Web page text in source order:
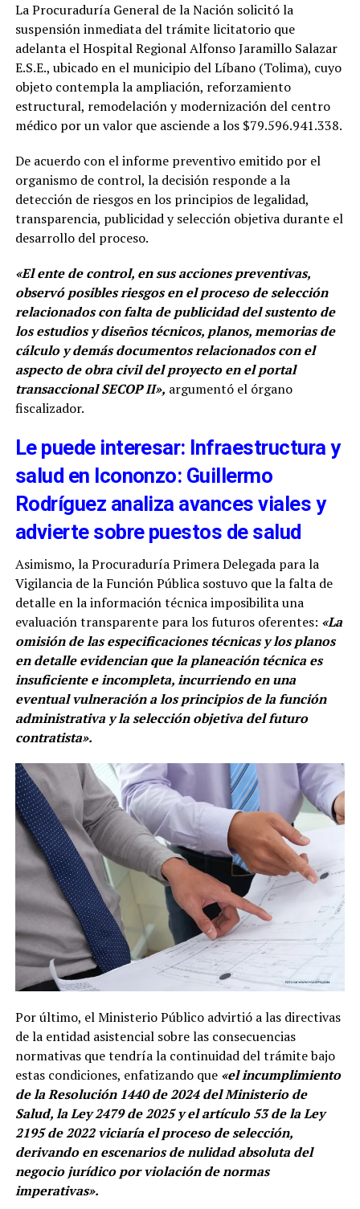
La Procuraduría General de la Nación solicitó la
suspensión inmediata del trámite licitatorio que
adelanta el Hospital Regional Alfonso Jaramillo Salazar
E.S.E., ubicado en el municipio del Líbano (Tolima), cuyo
objeto contempla la ampliación, reforzamiento
estructural, remodelación y modernización del centro
médico por un valor que asciende a los $79.596.941.338.
De acuerdo con el informe preventivo emitido por el
organismo de control, la decisión responde a la
detección de riesgos en los principios de legalidad,
transparencia, publicidad y selección objetiva durante el
desarrollo del proceso.
«El ente de control, en sus acciones preventivas,
observó posibles riesgos en el proceso de selección
relacionados con falta de publicidad del sustento de
los estudios y diseños técnicos, planos, memorias de
cálculo y demás documentos relacionados con el
aspecto de obra civil del proyecto en el portal
transaccional SECOP II», argumentó el órgano
fiscalizador.
Le puede interesar: Infraestructura y
salud en Icononzo: Guillermo
Rodríguez analiza avances viales y
advierte sobre puestos de salud
Asimismo, la Procuraduría Primera Delegada para la
Vigilancia de la Función Pública sostuvo que la falta de
detalle en la información técnica imposibilita una
evaluación transparente para los futuros oferentes: «La
omisión de las especificaciones técnicas y los planos
en detalle evidencian que la planeación técnica es
insuficiente e incompleta, incurriendo en una
eventual vulneración a los principios de la función
administrativa y la selección objetiva del futuro
contratista».
Por último, el Ministerio Público advirtió a las directivas
de la entidad asistencial sobre las consecuencias
normativas que tendría la continuidad del trámite bajo
estas condiciones, enfatizando que «el incumplimiento
de la Resolución 1440 de 2024 del Ministerio de
Salud, la Ley 2479 de 2025 y el artículo 53 de la Ley
2195 de 2022 viciaría el proceso de selección,
derivando en escenarios de nulidad absoluta del
negocio jurídico por violación de normas
imperativas».